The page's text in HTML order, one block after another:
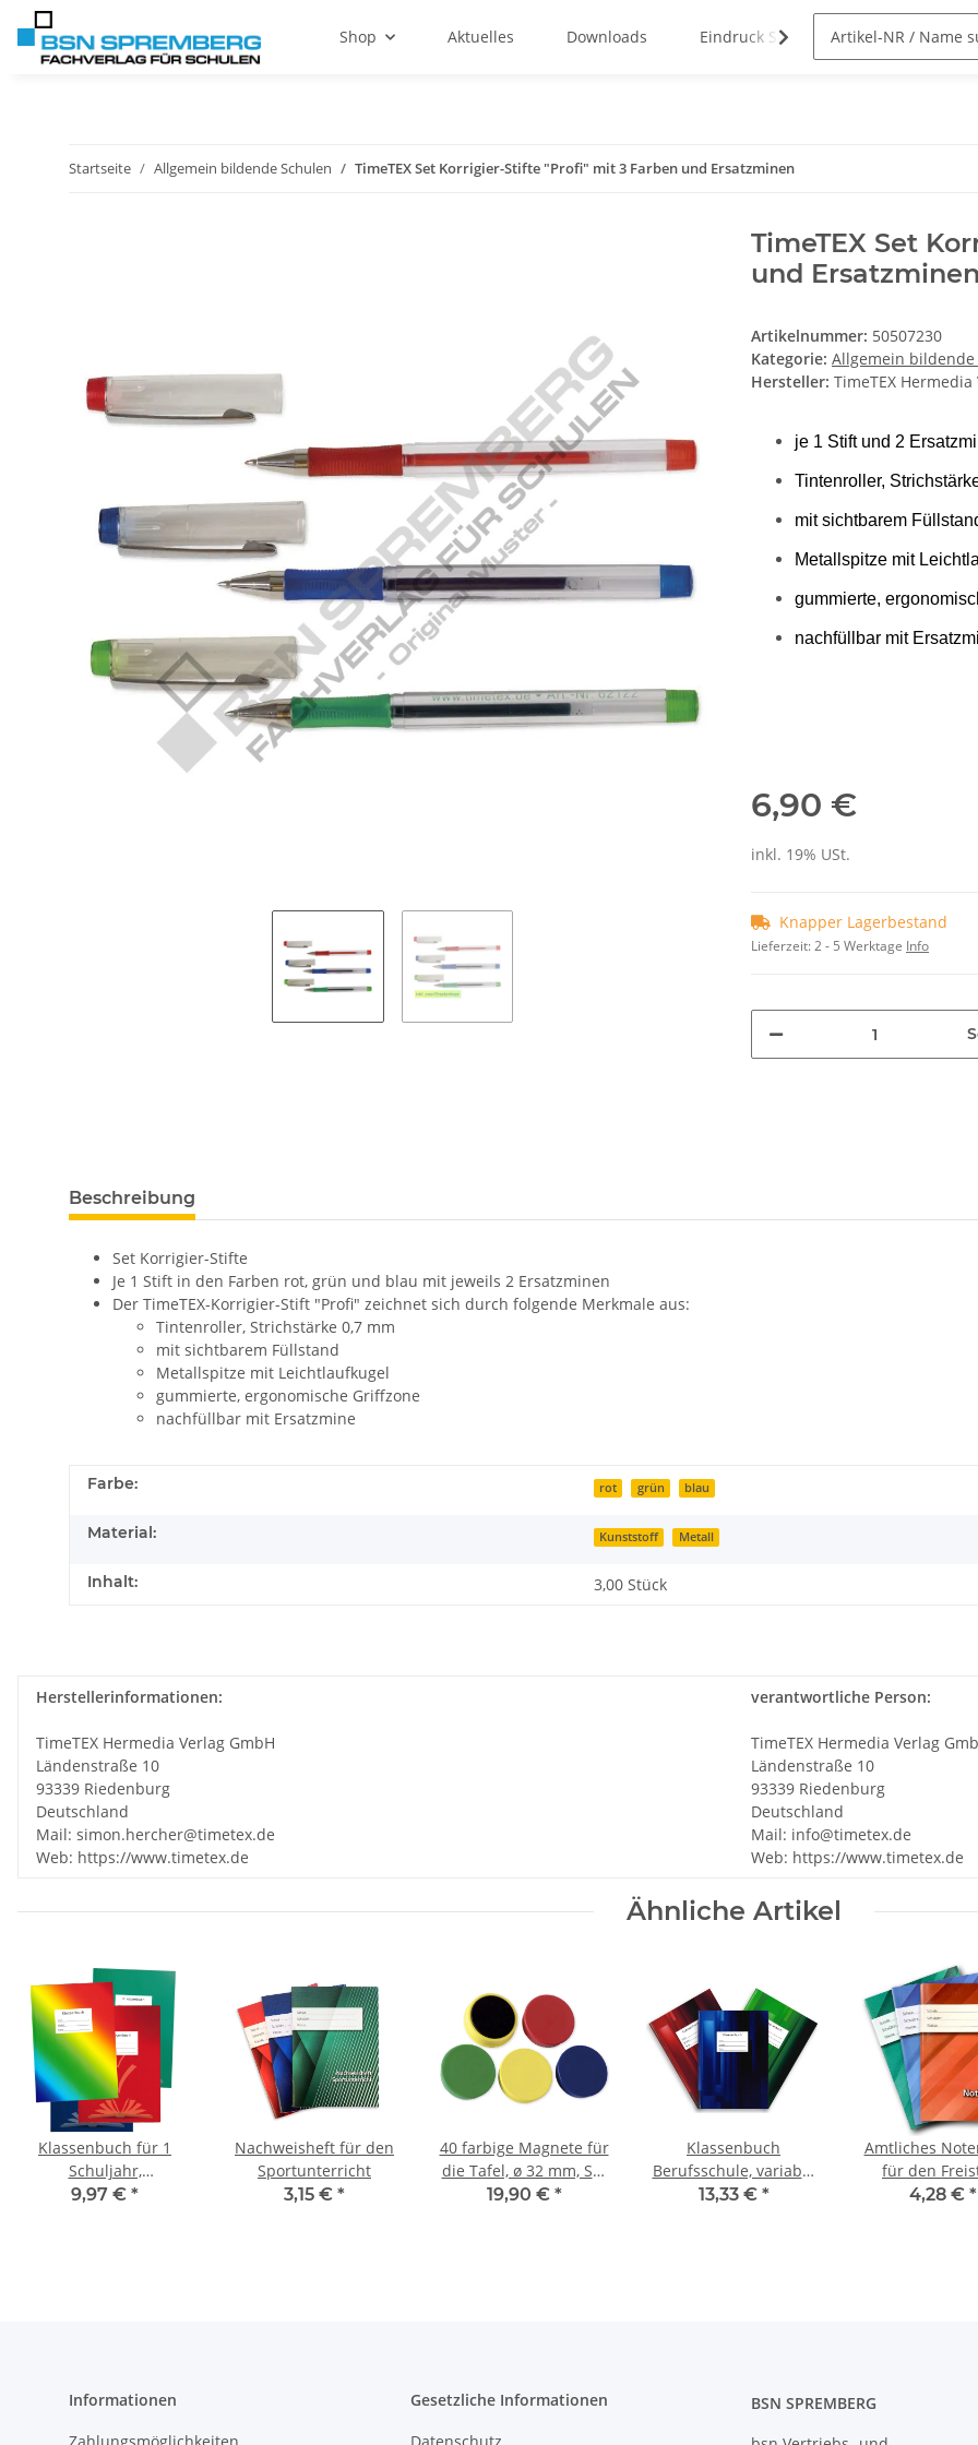
Shop Aktuelles Downloads Eindruck Service
Startseite Allgemein bildende Schulen TimeTEX Set Korrigier-Stifte "Profi" mit 3 Farben und Ersatzminen
TimeTEX Set
und
Artikelnummer: 50507230
Kategorie: Allgemein bildende
Hersteller: TimeTEX
je 1 Stift und 2
Tintenroller,
mit sichtbarem
Metallspitze mit
gummierte,
nachfüllbar mit
6,90 €
inkl. 19% USt.
Knapper Lagerbestand
Lieferzeit:2 - 5 Werktage Info
Beschreibung
Set Korrigier-Stifte
Je 1 Stift in den Farben rot, grün und blau mit jeweils 2 Ersatzminen
Der TimeTEX-Korrigier-Stift "Profi" zeichnet sich durch folgende Merkmale aus:
Tintenroller, Strichstärke 0,7 mm
mit sichtbarem Füllstand
Metallspitze mit Leichtlaufkugel
gummierte, ergonomische Griffzone
nachfüllbar mit Ersatzmine
Farbe: rot grün blau
Material: Kunststoff Metall
Inhalt: 3,00 Stück
Herstellerinformationen:
TimeTEX Hermedia Verlag GmbH
Ländenstraße 10
93339 Riedenburg
Deutschland
Mail: simon.hercher@timetex.de
Web: https://www.timetex.de
verantwortliche Person:
TimeTEX Hermedia Verlag
Ländenstraße 10
93339 Riedenburg
Deutschland
Mail: info@timetex.de
Web: https://www.timetex.de
Ähnliche Artikel
Klassenbuch für 1
Schuljahr,
Stundenberichte von
9,97 € *
Nachweisheft für den
Sportunterricht
3,15 € *
40 farbige Magnete für
die Tafel, ø 32 mm, Set
mit 4 Boxen je 10 Stück
19,90 € *
Klassenbuch
Berufsschule, variabel
für 3,5 Schuljahre
13,33 € *
Amtliches
für den
Sachsen, für 21
4,28 € *
Informationen Gesetzliche Informationen
BSN SPREMBERG